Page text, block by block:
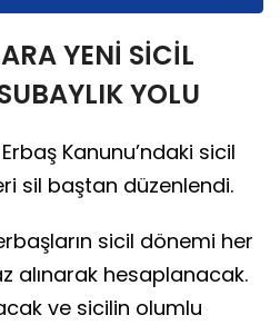
YENİ SİCİL
YOLU
Kanunu’ndaki sicil
sil baştan düzenlendi.
sicil dönemi her
alınarak hesaplanacak.
ve sicilin olumlu